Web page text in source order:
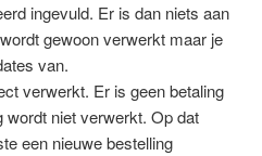
ingevuld. Er is dan niets aan
gewoon verwerkt maar je
van.
verwerkt. Er is geen betaling
wordt niet verwerkt. Op dat
een nieuwe bestelling